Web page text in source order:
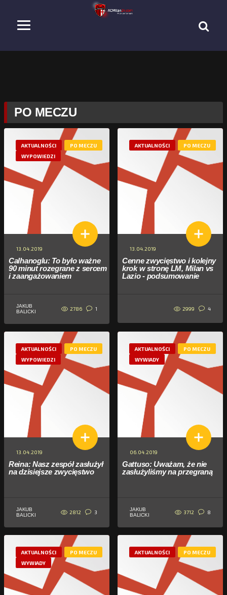
PO MECZU
AKTUALNOŚCI
PO MECZU
WYPOWIEDZI
13.04.2019
Calhanoglu: To było ważne
90 minut rozegrane z sercem
i zaangażowaniem
JAKUB
BALICKI
2786 1
AKTUALNOŚCI PO MECZU
13.04.2019
Cenne zwycięstwo i kolejny
krok w stronę LM, Milan vs
Lazio - podsumowanie
2999 4
AKTUALNOŚCI
PO MECZU
WYPOWIEDZI
13.04.2019
Reina: Nasz zespół zasłużył
na dzisiejsze zwycięstwo
JAKUB
BALICKI
2812 3
AKTUALNOŚCI
PO MECZU
WYWIADY
06.04.2019
Gattuso: Uważam, że nie
zasłużyliśmy na przegraną
JAKUB
BALICKI
3712 8
AKTUALNOŚCI
PO MECZU
WYWIADY
AKTUALNOŚCI PO MECZU